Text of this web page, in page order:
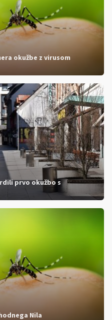
okužbe z virusom
prvo okužbo s
Nila